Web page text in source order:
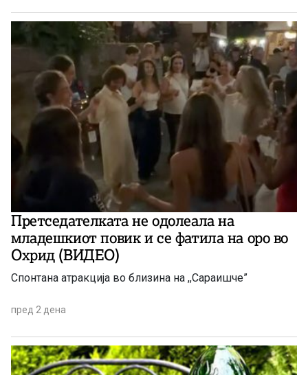
Претседателката не одолеала на
младешкиот повик и се фатила на оро во
Охрид (ВИДЕО)
Спонтана атракција во близина на ,,Сараишче”
пред 2 дена